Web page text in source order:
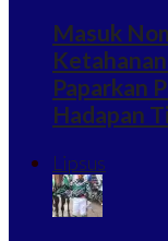
Masuk
Paparkan
Hadapan
Lipsus